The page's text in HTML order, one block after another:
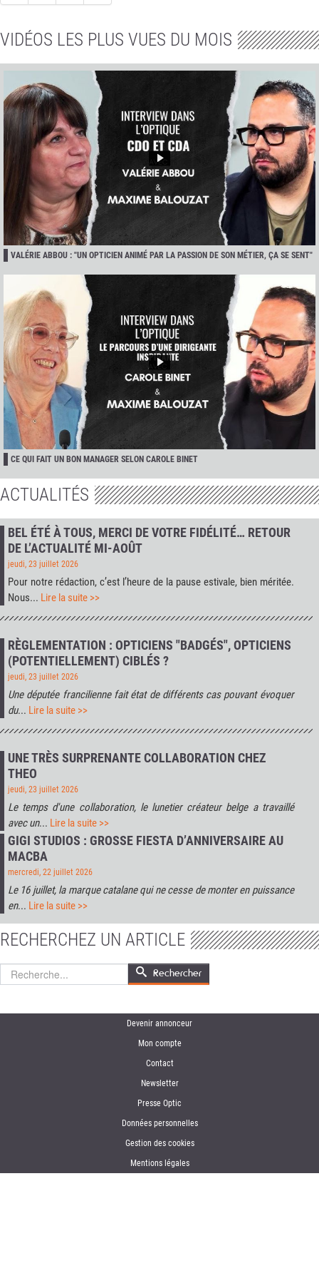
VIDÉOS LES PLUS VUES DU MOIS
VALÉRIE ABBOU : "UN OPTICIEN ANIMÉ PAR LA PASSION DE SON MÉTIER, ÇA SE SENT"
CE QUI FAIT UN BON MANAGER SELON CAROLE BINET
ACTUALITÉS
BEL ÉTÉ À TOUS, MERCI DE VOTRE FIDÉLITÉ… RETOUR
DE L’ACTUALITÉ MI-AOÛT
jeudi, 23 juillet 2026
Pour notre rédaction, c’est l’heure de la pause estivale, bien méritée.
Nous... Lire la suite >>
RÈGLEMENTATION : OPTICIENS "BADGÉS", OPTICIENS
(POTENTIELLEMENT) CIBLÉS ?
jeudi, 23 juillet 2026
Une députée francilienne fait état de différents cas pouvant évoquer
du... Lire la suite >>
UNE TRÈS SURPRENANTE COLLABORATION CHEZ
THEO
jeudi, 23 juillet 2026
Le temps d'une collaboration, le lunetier créateur belge a travaillé
avec un... Lire la suite >>
GIGI STUDIOS : GROSSE FIESTA D’ANNIVERSAIRE AU
MACBA
mercredi, 22 juillet 2026
Le 16 juillet, la marque catalane qui ne cesse de monter en puissance
en... Lire la suite >>
RECHERCHEZ UN ARTICLE
Rechercher Rechercher
Devenir annonceur
Mon compte
Contact
Newsletter
Presse Optic
Données personnelles
Gestion des cookies
Mentions légales